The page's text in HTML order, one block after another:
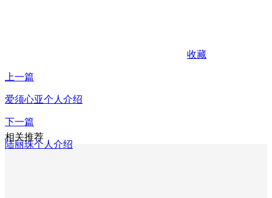
收藏
上一篇
爱须心亚个人介绍
下一篇
陆丽珠个人介绍
相关推荐